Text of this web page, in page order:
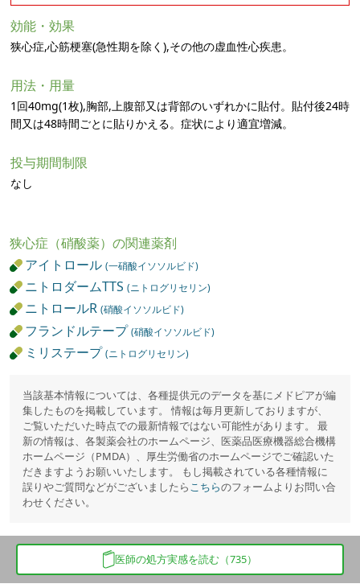
効能・効果
狭心症,心筋梗塞(急性期を除く),その他の虚血性心疾患。
用法・用量
1回40mg(1枚),胸部,上腹部又は背部のいずれかに貼付。貼付後24時
間又は48時間ごとに貼りかえる。症状により適宜増減。
投与期間制限
なし
狭心症（硝酸薬）の関連薬剤
アイトロール(一硝酸イソソルビド)
ニトロダームTTS(ニトログリセリン)
ニトロールR(硝酸イソソルビド)
フランドルテープ(硝酸イソソルビド)
ミリステープ(ニトログリセリン)
当該基本情報については、各種提供元のデータを基にメドピアが編
集したものを掲載しています。 情報は毎月更新しておりますが、
ご覧いただいた時点での最新情報ではない可能性があります。 最
新の情報は、各製薬会社のホームページ、医薬品医療機器総合機構
ホームページ（PMDA）、厚生労働省のホームページでご確認いた
だきますようお願いいたします。 もし掲載されている各種情報に
誤りやご質問などがございましたらこちらのフォームよりお問い合
わせください。
医師の処方実感を読む（735）